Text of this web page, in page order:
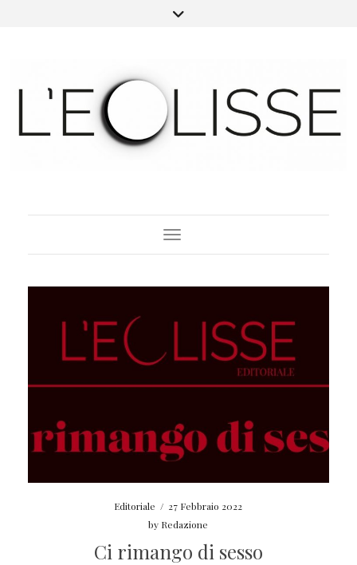
Toggle Navigation
Editoriale / 27 Febbraio 2022
by Redazione
Ci rimango di sesso